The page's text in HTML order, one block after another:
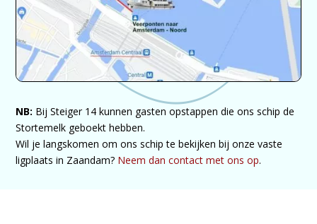
NB: Bij Steiger 14 kunnen gasten opstappen die ons schip de
Stortemelk geboekt hebben.
Wil je langskomen om ons schip te bekijken bij onze vaste
ligplaats in Zaandam? Neem dan contact met ons op.